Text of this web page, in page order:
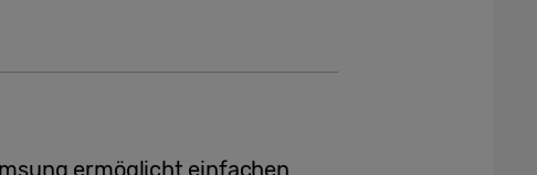
ermöglicht einfachen